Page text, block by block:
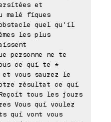
et
malé fiques
quel qu'il
les plus
personne ne te
ce qui te *
vous saurez le
résultat ce qui
tous les jours
Vous qui voulez
qui vont vous